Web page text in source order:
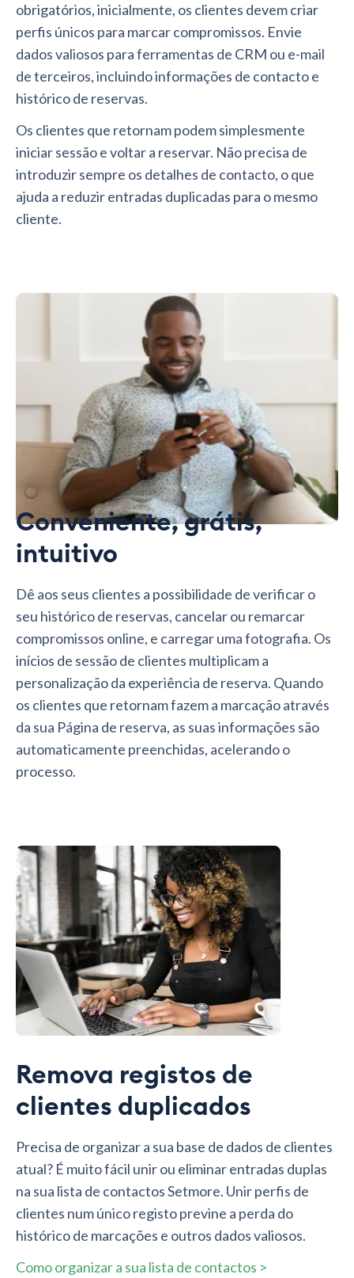
obrigatórios, inicialmente, os clientes devem criar
perfis únicos para marcar compromissos. Envie
dados valiosos para ferramentas de CRM ou e-mail
de terceiros, incluindo informações de contacto e
histórico de reservas.
Os clientes que retornam podem simplesmente
iniciar sessão e voltar a reservar. Não precisa de
introduzir sempre os detalhes de contacto, o que
ajuda a reduzir entradas duplicadas para o mesmo
cliente.
Conveniente, grátis,
intuitivo
Dê aos seus clientes a possibilidade de verificar o
seu histórico de reservas, cancelar ou remarcar
compromissos online, e carregar uma fotografia. Os
inícios de sessão de clientes multiplicam a
personalização da experiência de reserva. Quando
os clientes que retornam fazem a marcação através
da sua Página de reserva, as suas informações são
automaticamente preenchidas, acelerando o
processo.
Remova registos de
clientes duplicados
Precisa de organizar a sua base de dados de clientes
atual? É muito fácil unir ou eliminar entradas duplas
na sua lista de contactos Setmore. Unir perfis de
clientes num único registo previne a perda do
histórico de marcações e outros dados valiosos.
Como organizar a sua lista de contactos >